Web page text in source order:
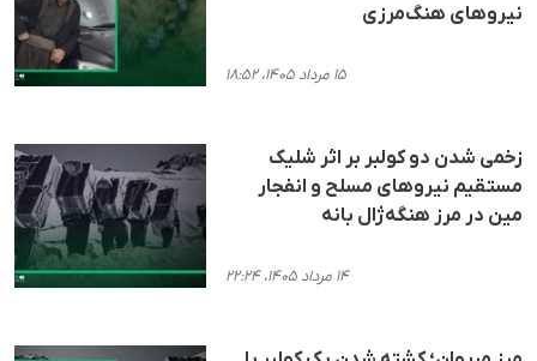
نیروهای هنگ‌مرزی
۱۵ مرداد ۱۴۰۵، ۱۸:۵۲
زخمی شدن دو کولبر بر اثر شلیک
مستقیم نیروهای مسلح و انفجار
مین در مرز هنگه‌ژال بانه
۱۴ مرداد ۱۴۰۵، ۲۲:۲۴